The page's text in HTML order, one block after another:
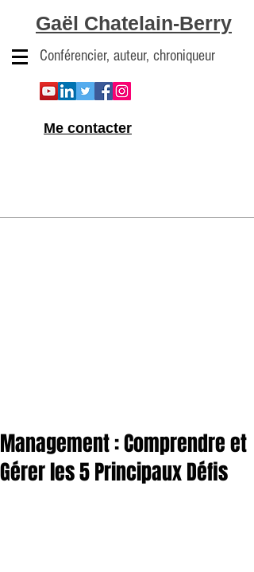
Gaël Chatelain-Berry
Conférencier, auteur, chroniqueur
Me contacter
Management : Comprendre et
Gérer les 5 Principaux Défis